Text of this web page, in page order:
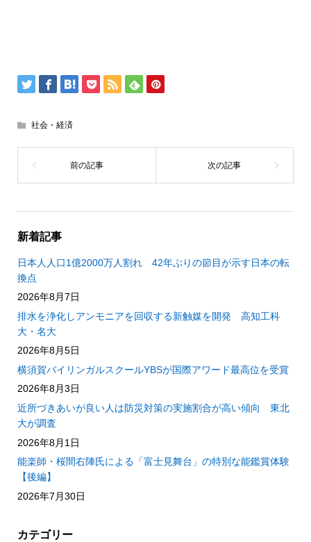
社会・経済
新着記事
日本人人口1億2000万人割れ 42年ぶりの節目が示す日本の転
換点
2026年8月7日
排水を浄化しアンモニアを回収する新触媒を開発 高知工科
大・名大
2026年8月5日
横須賀バイリンガルスクールYBSが国際アワード最高位を受賞
2026年8月3日
近所づきあいが良い人は防災対策の実施割合が高い傾向 東北
大が調査
2026年8月1日
能楽師・桜間右陣氏による「富士見舞台」の特別な能鑑賞体験
【後編】
2026年7月30日
カテゴリー